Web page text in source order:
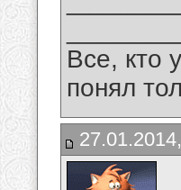
Все, кто
понял